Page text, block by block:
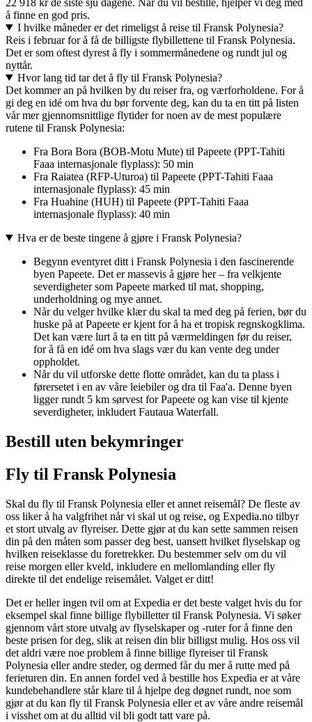
22 918 kr de siste sju dagene. Når du vil bestille, hjelper vi deg med
å finne en god pris.
I hvilke måneder er det rimeligst å reise til Fransk Polynesia?
Reis i februar for å få de billigste flybillettene til Fransk Polynesia.
Det er som oftest dyrest å fly i sommermånedene og rundt jul og
nyttår.
Hvor lang tid tar det å fly til Fransk Polynesia?
Det kommer an på hvilken by du reiser fra, og værforholdene. For å
gi deg en idé om hva du bør forvente deg, kan du ta en titt på listen
vår mer gjennomsnittlige flytider for noen av de mest populære
rutene til Fransk Polynesia:
Fra Bora Bora (BOB-Motu Mute) til Papeete (PPT-Tahiti
Faaa internasjonale flyplass): 50 min
Fra Raiatea (RFP-Uturoa) til Papeete (PPT-Tahiti Faaa
internasjonale flyplass): 45 min
Fra Huahine (HUH) til Papeete (PPT-Tahiti Faaa
internasjonale flyplass): 40 min
Hva er de beste tingene å gjøre i Fransk Polynesia?
Begynn eventyret ditt i Fransk Polynesia i den fascinerende
byen Papeete. Det er massevis å gjøre her – fra velkjente
severdigheter som Papeete marked til mat, shopping,
underholdning og mye annet.
Når du velger hvilke klær du skal ta med deg på ferien, bør du
huske på at Papeete er kjent for å ha et tropisk regnskogklima.
Det kan være lurt å ta en titt på værmeldingen før du reiser,
for å få en idé om hva slags vær du kan vente deg under
oppholdet.
Når du vil utforske dette flotte området, kan du ta plass i
førersetet i en av våre leiebiler og dra til Faa'a. Denne byen
ligger rundt 5 km sørvest for Papeete og kan vise til kjente
severdigheter, inkludert Fautaua Waterfall.
Bestill uten bekymringer
Fly til Fransk Polynesia
Skal du fly til Fransk Polynesia eller et annet reisemål? De fleste av
oss liker å ha valgfrihet når vi skal ut og reise, og Expedia.no tilbyr
et stort utvalg av flyreiser. Dette gjør at du kan sette sammen reisen
din på den måten som passer deg best, uansett hvilket flyselskap og
hvilken reiseklasse du foretrekker. Du bestemmer selv om du vil
reise morgen eller kveld, inkludere en mellomlanding eller fly
direkte til det endelige reisemålet. Valget er ditt!
Det er heller ingen tvil om at Expedia er det beste valget hvis du for
eksempel skal finne billige flybilletter til Fransk Polynesia. Vi søker
gjennom vårt store utvalg av flyselskaper og -ruter for å finne den
beste prisen for deg, slik at reisen din blir billigst mulig. Hos oss vil
det aldri være noe problem å finne billige flyreiser til Fransk
Polynesia eller andre steder, og dermed får du mer å rutte med på
ferieturen din. En annen fordel ved å bestille hos Expedia er at våre
kundebehandlere står klare til å hjelpe deg døgnet rundt, noe som
gjør at du kan fly til Fransk Polynesia eller et av våre andre reisemål
i visshet om at du alltid vil bli godt tatt vare på.